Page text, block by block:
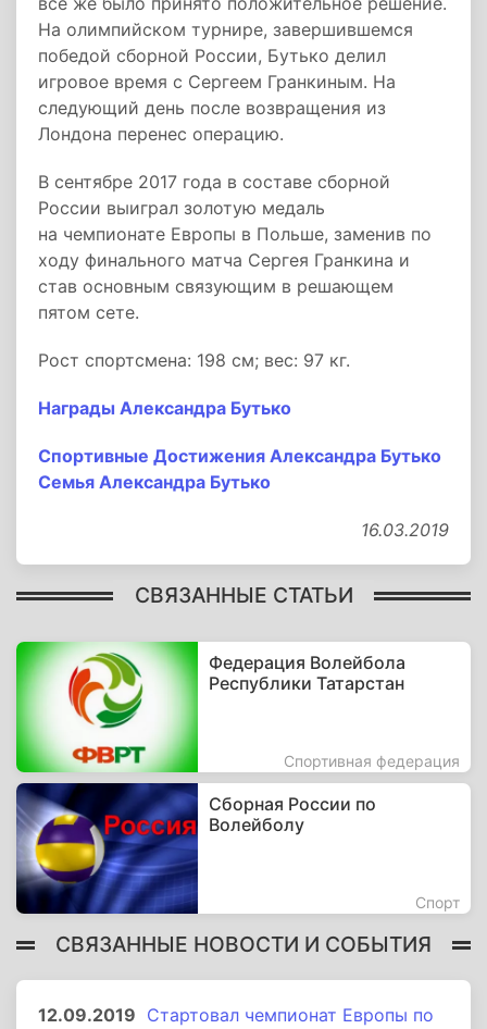
На олимпийском турнире, завершившемся
победой сборной России, Бутько делил
игровое время с Сергеем Гранкиным. На
следующий день после возвращения из
Лондона перенес операцию.
В сентябре 2017 года в составе сборной
России выиграл золотую медаль
на чемпионате Европы в Польше, заменив по
ходу финального матча Сергея Гранкина и
став основным связующим в решающем
пятом сете.
Рост спортсмена: 198 см; вес: 97 кг.
Награды Александра Бутько
Спортивные Достижения Александра Бутько
Семья Александра Бутько
16.03.2019
СВЯЗАННЫЕ СТАТЬИ
Федерация Волейбола
Республики Татарстан
Спортивная федерация
Сборная России по
Волейболу
Спорт
СВЯЗАННЫЕ НОВОСТИ И СОБЫТИЯ
12.09.2019 Стартовал чемпионат Европы по